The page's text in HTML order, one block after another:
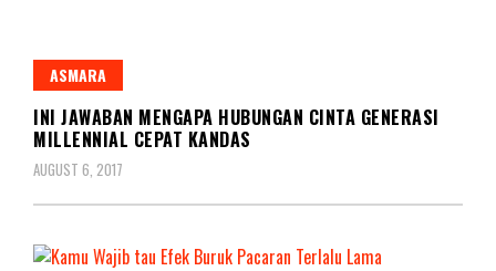
ASMARA
INI JAWABAN MENGAPA HUBUNGAN CINTA GENERASI
MILLENNIAL CEPAT KANDAS
AUGUST 6, 2017